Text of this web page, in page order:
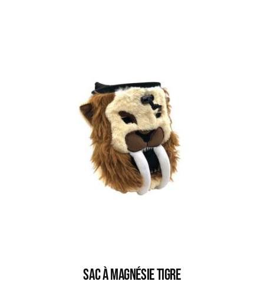
Sac À Magnésie TIGRE